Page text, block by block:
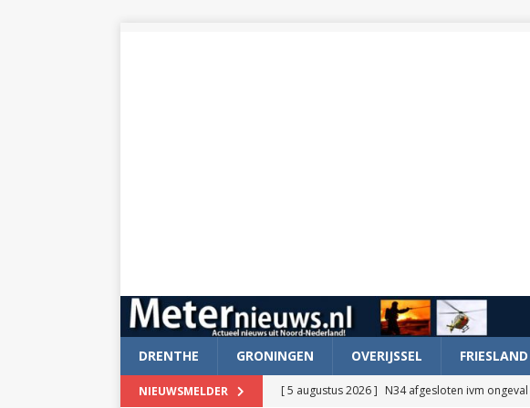
DRENTHE GRONINGEN OVERIJSSEL FRIESLAND
NIEUWSMELDER [ 5 augustus 2026 ] N34 afgesloten ivm